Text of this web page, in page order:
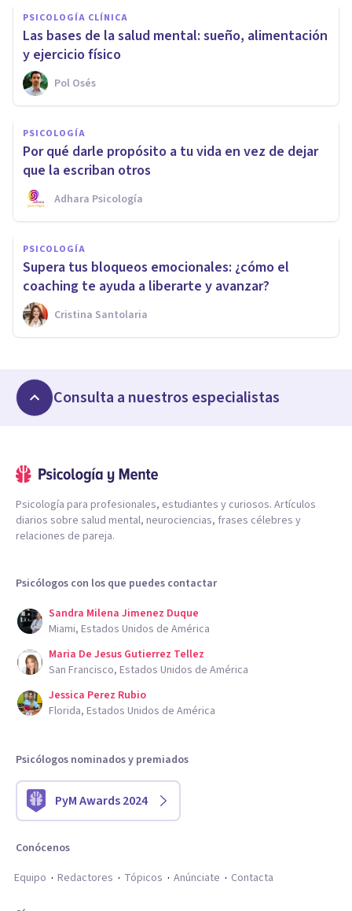
PSICOLOGÍA CLÍNICA
Las bases de la salud mental: sueño, alimentación
y ejercicio físico
Pol Osés
PSICOLOGÍA
Por qué darle propósito a tu vida en vez de dejar
que la escriban otros
Adhara Psicología
PSICOLOGÍA
Supera tus bloqueos emocionales: ¿cómo el
coaching te ayuda a liberarte y avanzar?
Cristina Santolaria
Consulta a nuestros especialistas
Psicología para profesionales, estudiantes y curiosos. Artículos
diarios sobre salud mental, neurociencias, frases célebres y
relaciones de pareja.
Psicólogos con los que puedes contactar
Sandra Milena Jimenez Duque
Miami, Estados Unidos de América
Maria De Jesus Gutierrez Tellez
San Francisco, Estados Unidos de América
Jessica Perez Rubio
Florida, Estados Unidos de América
Psicólogos nominados y premiados
PyM Awards 2024
Conócenos
Equipo
Redactores Tópicos Anúnciate Contacta